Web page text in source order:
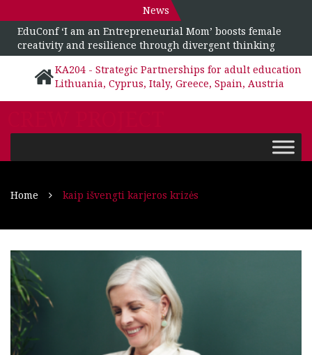
News
EduConf ‘I am an Entrepreneurial Mom’ boosts female
creativity and resilience through divergent thinking
KA204 - Strategic Partnerships for adult education
Lithuania, Cyprus, Italy, Greece, Spain, Austria
Home kaip išvengti karjeros krizės